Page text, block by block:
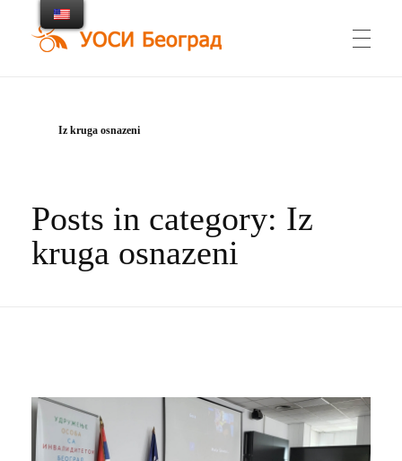
Iz kruga osnazeni
Posts in category: Iz
kruga osnazeni